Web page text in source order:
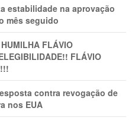
estabilidade na aprovação
mês seguido
FLÁVIO
FLÁVIO
contra revogação de
nos EUA